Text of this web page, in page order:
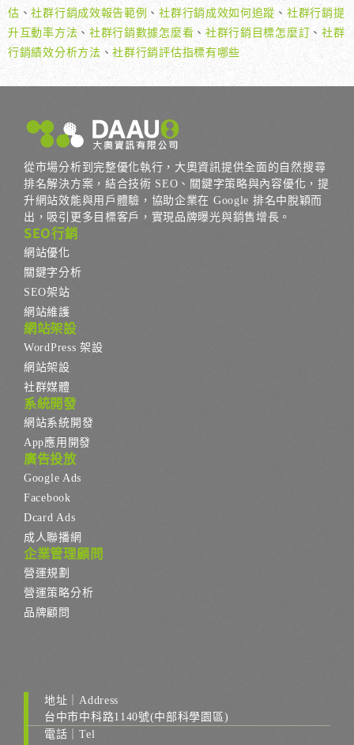
籤
估 、社群行銷成效報告範例 、社群行銷成效如何追蹤 、 社群行銷提
升互動率方法 、 社群行銷數據怎麼看 、 社群行銷目標怎麼訂 、 社群
行銷績效分析方法 、社群行銷評估指標有哪些
從市場分析到完整優化執行，大奧資訊提供全面的自然搜尋
排名解決方案，結合技術 SEO、關鍵字策略與內容優化，提
升網站效能與用戶體驗，協助企業在 Google 排名中脫穎而
出，吸引更多目標客戶，實現品牌曝光與銷售增長。
SEO行銷
網站優化
關鍵字分析
SEO架站
網站維護
網站架設
WordPress 架設
網站架設
社群媒體
系統開發
網站系統開發
App應用開發
廣告投放
Google Ads
Facebook
Dcard Ads
成人聯播網
企業管理顧問
營運規劃
營運策略分析
品牌顧問
地址｜Address
台中市中科路1140號(中部科學園區)
電話｜Tel